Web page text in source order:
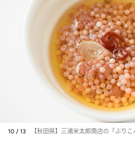
10 / 13 【秋田県】三浦米太郎商店の「ぶり